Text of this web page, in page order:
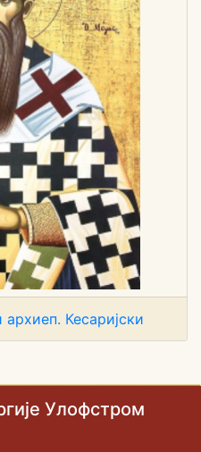
Кесаријски
Улофстром